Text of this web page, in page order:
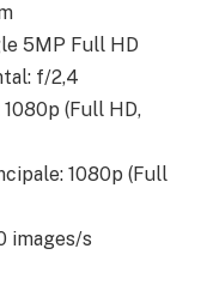
5MP Full HD
f/2,4
(Full HD,
1080p (Full
images/s